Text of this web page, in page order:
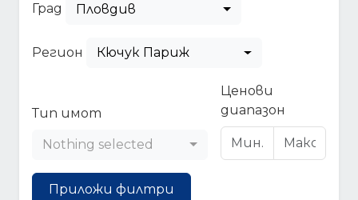
Град Пловдив
Регион Кючук Париж
Тип имот
Nothing selected
Ценови
диапазон
Приложи филтри